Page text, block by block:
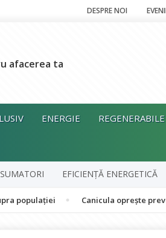
DESPRE NOI
afacerea ta
ENERGIE REGENERABILE
EFICIENȚĂ ENERGETICĂ
Canicula oprește preventiv